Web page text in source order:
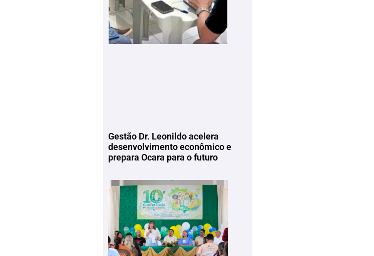
Gestão Dr. Leonildo acelera
desenvolvimento econômico e
prepara Ocara para o futuro